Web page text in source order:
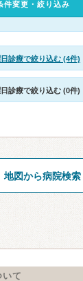
件変更・絞り込み
診療で絞り込む (4件)
日診療で絞り込む (0件)
地図から病院検索
いて